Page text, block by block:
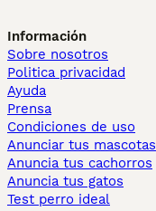
Información
Sobre nosotros
Politica privacidad
Ayuda
Prensa
Condiciones de uso
Anunciar tus mascotas
Anuncia tus cachorros
Anuncia tus gatos
Test perro ideal